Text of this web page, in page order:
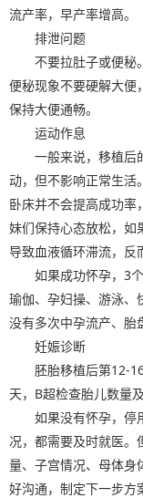
流产率，早产率增高。
排泄问题
不要拉肚子或便秘
便秘现象不要硬解大便
保持大便通畅。
运动作息
一般来说，移植后
动，但不影响正常生活
卧床并不会提高成功率
妹们保持心态放松，如
导致血液循环滞流，反
如果成功怀孕，3个
瑜伽、孕妇操、游泳、
没有多次中孕流产、胎
妊娠诊断
胚胎移植后第12-16
天，B超检查胎儿数量
如果没有怀孕，停
况，都需要及时就医。
量、子宫情况、母体身
好沟通，制定下一步方